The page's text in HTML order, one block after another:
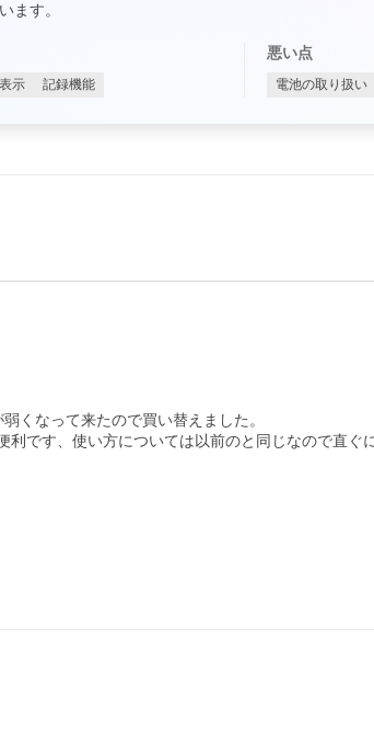
ます。
示 記録機能
悪い点
電池の取り扱い
くなって来たので買い替えました。
です、使い方については以前のと同じなので直ぐ